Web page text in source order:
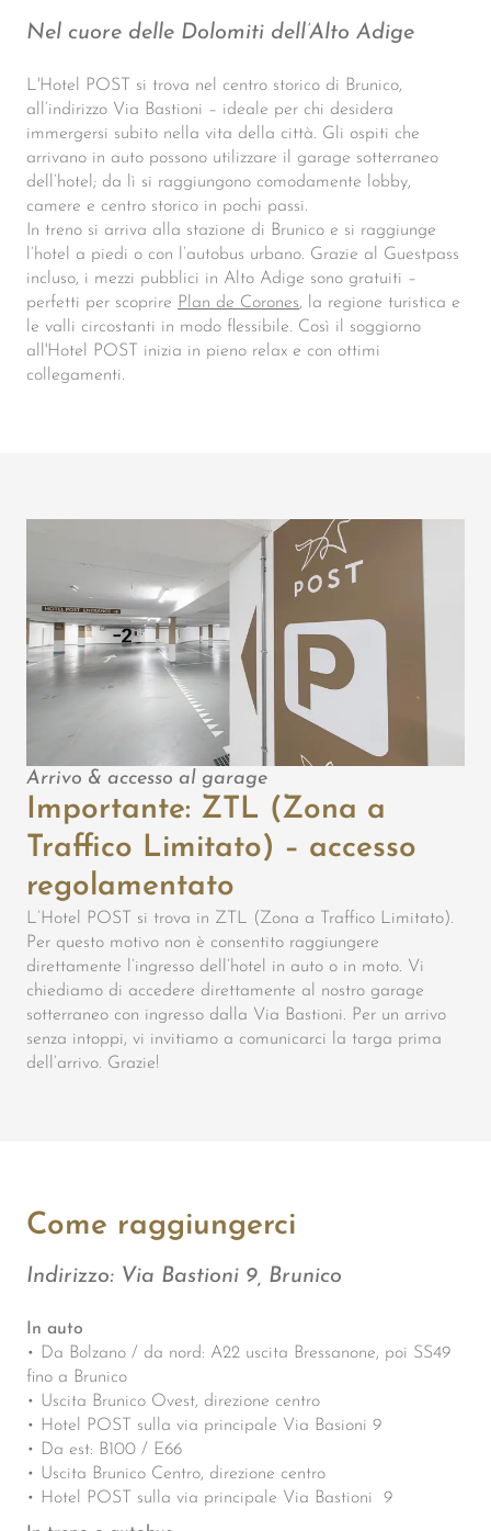
Nel cuore delle Dolomiti dell’Alto Adige
L'Hotel POST si trova nel centro storico di Brunico,
all’indirizzo Via Bastioni – ideale per chi desidera
immergersi subito nella vita della città. Gli ospiti che
arrivano in auto possono utilizzare il garage sotterraneo
dell’hotel; da lì si raggiungono comodamente lobby,
camere e centro storico in pochi passi.
In treno si arriva alla stazione di Brunico e si raggiunge
l’hotel a piedi o con l’autobus urbano. Grazie al Guestpass
incluso, i mezzi pubblici in Alto Adige sono gratuiti –
perfetti per scoprire Plan de Corones, la regione turistica e
le valli circostanti in modo flessibile. Così il soggiorno
all'Hotel POST inizia in pieno relax e con ottimi
collegamenti.
Arrivo & accesso al garage
Importante: ZTL (Zona a
Traffico Limitato) – accesso
regolamentato
L’Hotel POST si trova in ZTL (Zona a Traffico Limitato).
Per questo motivo non è consentito raggiungere
direttamente l’ingresso dell’hotel in auto o in moto. Vi
chiediamo di accedere direttamente al nostro garage
sotterraneo con ingresso dalla Via Bastioni. Per un arrivo
senza intoppi, vi invitiamo a comunicarci la targa prima
dell’arrivo. Grazie!
Come raggiungerci
Indirizzo: Via Bastioni 9, Brunico
In auto
• Da Bolzano / da nord: A22 uscita Bressanone, poi SS49
fino a Brunico
• Uscita Brunico Ovest, direzione centro
• Hotel POST sulla via principale Via Basioni 9
• Da est: B100 / E66
• Uscita Brunico Centro, direzione centro
• Hotel POST sulla via principale Via Bastioni 9